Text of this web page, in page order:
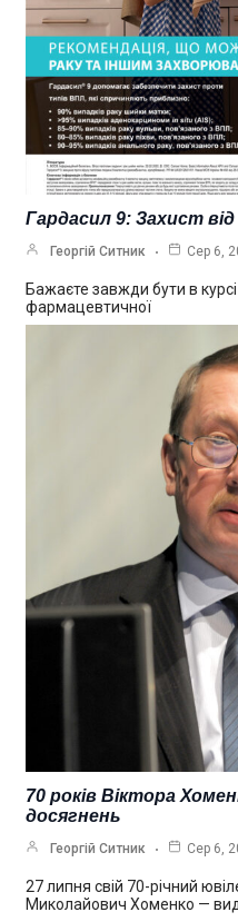
Гардасил 9: Захист
Георгій Ситник Сер 6,
Бажаєте завжди бути в
фармацевтичної
70 років Віктора
досягнень
Георгій Ситник Сер 6,
27 липня свій 70-річний
Миколайович Хоменко —